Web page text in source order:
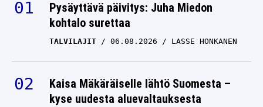
Pysäyttävä päivitys: Juha Miedon
kohtalo surettaa
TALVILAJIT 06.08.2026 LASSE HONKANEN
Kaisa Mäkäräiselle lähtö Suomesta –
kyse uudesta aluevaltauksesta